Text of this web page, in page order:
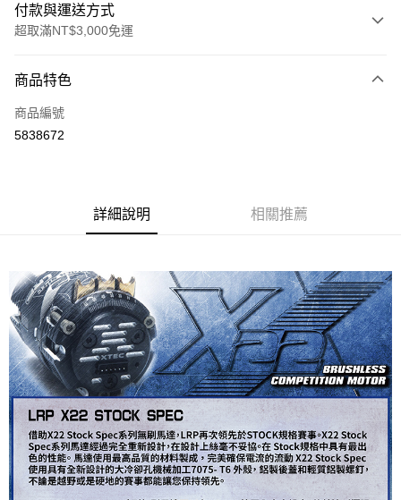
付款與運送方式
超取滿NT$3,000免運
信用卡一次付款
信用卡分期付款
上海商業儲蓄銀行
台北富邦商業銀行
國泰世華商業銀行
匯豐（台灣）商業銀行
華泰商業銀行
聯邦商業銀行
遠東國際商業銀行
元大商業銀行
永豐商業銀行
玉山商業銀行
星展（台灣）商業銀行
台新國際商業銀行
中國信託商業銀行
台灣樂天信用卡公司
合作金庫商業銀行
第一商業銀行
臺灣中小企業銀行
台中商業銀行
匯豐（台灣）商業銀行
華泰商業銀行
聯邦商業銀行
遠東國際商業銀行
元大商業銀行
永豐商業銀行
玉山商業銀行
星展（台灣）商業銀行
台新國際商業銀行
中國信託商業銀行
台灣樂天信用卡公司
Apple Pay
街口支付
悠遊付
ATM付款
運送方式
全家取貨付款
每筆NT$60，滿NT$3,000(含以上)免運費
商品特色
商品編號
5838672
詳細說明 相關推薦